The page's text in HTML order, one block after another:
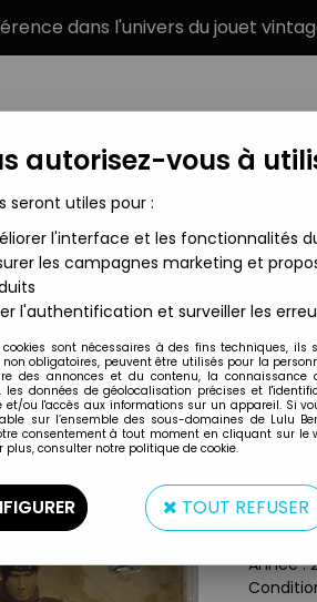
dans l'univers du jouet
MARQUES TYPE DE PRODUIT
Matière
Taille :
Année :
autorisez-vous à
seront utiles pour :
l'interface et les fonctionnalités
les campagnes marketing et
l'authentification et surveiller les
cookies sont nécessaires à des fins techniques, ils
non obligatoires, peuvent être utilisés pour la
des annonces et du contenu, la connaissance
les données de géolocalisation précises et
et/ou l'accès aux informations sur un appareil. Si
sur l’ensemble des sous-domaines de Lulu
consentement à tout moment en cliquant sur le
plus, consulter notre politique de cookie.
TOUT REFUSER